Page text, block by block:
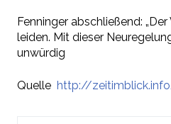
Fenninger abschließend:
leiden. Mit dieser
unwürdig
Quelle http://